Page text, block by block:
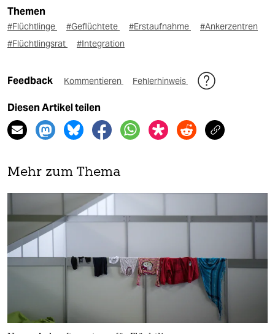
Themen
#Flüchtlinge #Geflüchtete #Erstaufnahme
#Ankerzentren
#Flüchtlingsrat
#Integration
Feedback Kommentieren Fehlerhinweis
Diesen Artikel teilen
Mehr zum Thema